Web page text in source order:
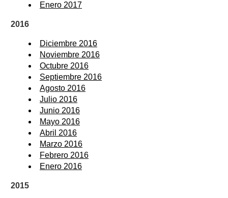
Enero 2017
2016
Diciembre 2016
Noviembre 2016
Octubre 2016
Septiembre 2016
Agosto 2016
Julio 2016
Junio 2016
Mayo 2016
Abril 2016
Marzo 2016
Febrero 2016
Enero 2016
2015